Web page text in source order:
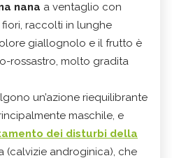
nana a ventaglio con
raccolti in lunghe
giallognolo e il frutto è
rossastro, molto gradita
un’azione riequilibrante
maschile, e
dei disturbi della
(calvizie androginica), che